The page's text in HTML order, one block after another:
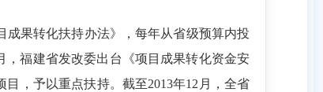
成果转化扶持办法》，每年从省级预算内投
，福建省发改委出台《项目成果转化资金安
，予以重点扶持。截至2013年12月，全省